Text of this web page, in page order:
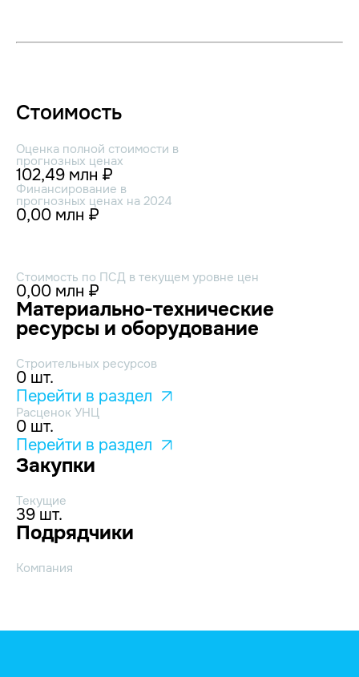
Стоимость
Оценка полной стоимости в
прогнозных ценах
102,49 млн ₽
Финансирование в
прогнозных ценах на 2024
0,00 млн ₽
Стоимость по ПСД в текущем уровне цен
0,00 млн ₽
Материально-технические
ресурсы и оборудование
Строительных ресурсов
0 шт.
Перейти в раздел
Расценок УНЦ
0 шт.
Перейти в раздел
Закупки
Текущие
39 шт.
Подрядчики
Компания